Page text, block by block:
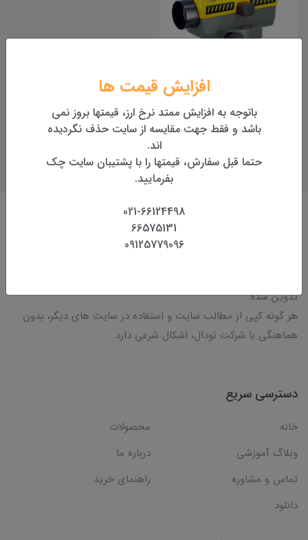
ترازیاب اتوماتیک
CSTberger مدل SAL32
تدوین شده.
هر گونه کپی از مطالب سایت و استفاده در سایت های دیگر، بدون
هماهنگی با شرکت نودال، اشکال شرعی دارد.
دسترسی سریع
خانه
محصولات
وبلاگ آموزشی
درباره ما
تماس و مشاوره
راهنمای خرید
دانلود
افزایش قیمت ها
باتوجه به افزایش ممتد نرخ ارز، قیمتها بروز نمی
باشد و فقط جهت مقایسه از سایت حذف نگردیده
اند.
حتما قبل سفارش، قیمتها را با پشتیبان سایت چک
بفرمایید.
021-66124498
66575131
09125779096